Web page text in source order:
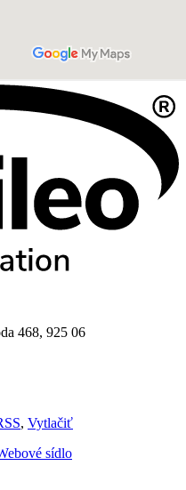
468, 925 06
, Vytlačiť
sídlo